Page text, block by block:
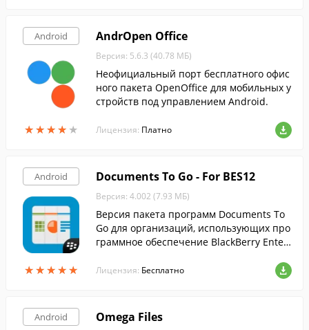
Android
★★★★ ★
★★★★ ★
AndrOpen Office
Версия: 5.6.3 (40.78 МБ)
Неофициальный порт бесплатного офис
ного пакета OpenOffice для мобильных у
стройств под управлением Android.
Лицензия: Платно
Android
★★★★★
★★★★★
Documents To Go - For BES12
Версия: 4.002 (7.93 МБ)
Версия пакета программ Documents To
Go для организаций, использующих про
граммное обеспечение BlackBerry Enter
Лицензия: Бесплатно
Android Omega Files